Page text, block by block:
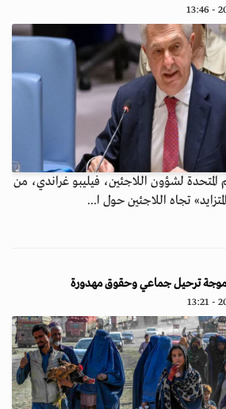
لشؤون اللاجئين، فيليبو غراندي، من
تجاه اللاجئين حول ا...